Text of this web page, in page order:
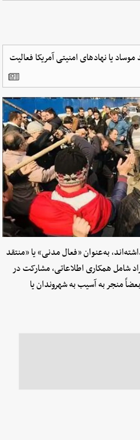
یا نهادهای امنیتی آمریکا فعالیت
به‌عنوان «فعال مدنی» یا «منتقد
شامل همکاری اطلاعاتی، مشارکت در
منجر به آسیب به شهروندان یا